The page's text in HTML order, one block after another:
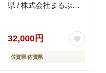
県 / 株式会社まるぶん
32,000円
佐賀県 佐賀県